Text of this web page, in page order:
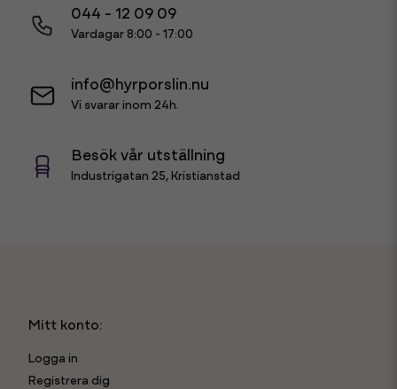
044 - 12 09 09
Vardagar 8:00 - 17:00
info@hyrporslin.nu
Vi svarar inom 24h.
Besök vår utställning
Industrigatan 25, Kristianstad
Mitt konto:
Logga in
Registrera dig